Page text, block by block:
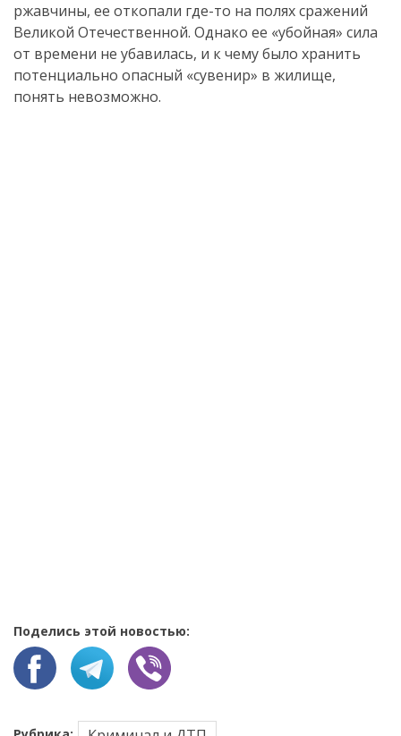
ржавчины, ее откопали где-то на полях сражений
Великой Отечественной. Однако ее «убойная» сила
от времени не убавилась, и к чему было хранить
потенциально опасный «сувенир» в жилище,
понять невозможно.
Поделись этой новостью: